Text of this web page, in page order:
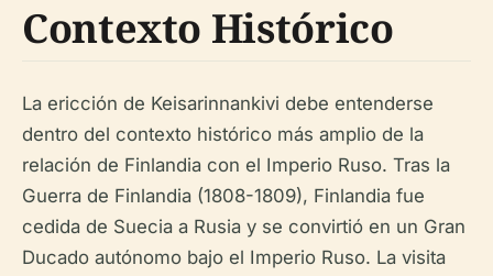
Contexto Histórico
La ericción de Keisarinnankivi debe entenderse
dentro del contexto histórico más amplio de la
relación de Finlandia con el Imperio Ruso. Tras la
Guerra de Finlandia (1808-1809), Finlandia fue
cedida de Suecia a Rusia y se convirtió en un Gran
Ducado autónomo bajo el Imperio Ruso. La visita